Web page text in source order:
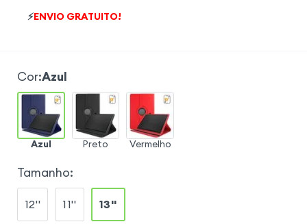
⚡ENVIO GRATUITO!
Cor:Azul
Azul Preto Vermelho
Tamanho:
12'' 11'' 13''